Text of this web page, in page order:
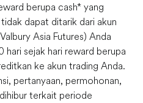
berupa cash* yang
dapat ditarik dari akun
Asia Futures) Anda
hari sejak hari reward berupa
ke akun trading Anda.
pertanyaan, permohonan,
terkait periode